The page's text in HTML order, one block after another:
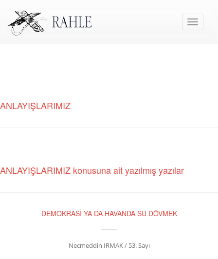
Toggle
ANLAYIŞLARIMIZ
ANLAYIŞLARIMIZ konusuna ait yazılmış yazılar
DEMOKRASİ YA DA HAVANDA SU DÖVMEK
Necmeddin IRMAK / 53. Sayı